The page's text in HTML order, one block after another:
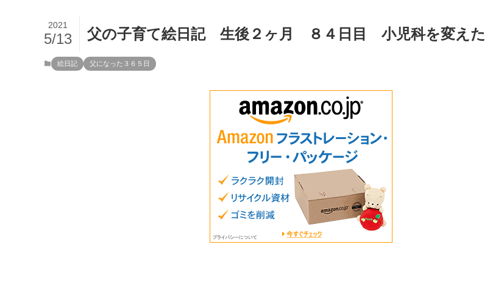
父の子育て絵日記 生後２ヶ月 ８４日目 小児科を変えた
2021
5/13
絵日記 父になった３６５日